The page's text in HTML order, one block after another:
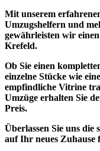
Mit unserem
Umzugshelfern und
gewährleisten wir
Krefeld.
Ob Sie einen
einzelne Stücke wie
empfindliche Vitrine
Umzüge erhalten Sie
Preis.
Überlassen Sie uns die
auf Ihr neues Zuhause